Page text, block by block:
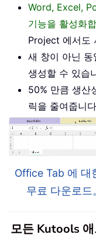
Word, Excel,
기능을 활성화
Project 에서도
새 창이 아닌 동
생성할 수 있습
50% 만큼 생산
릭을 줄여줍니다
Office Tab 에 대
무료 다운로드
모든 Kutools